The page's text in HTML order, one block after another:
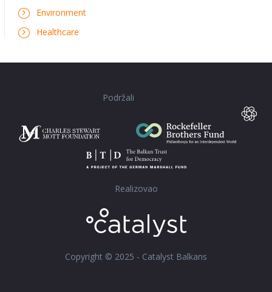
Environment
Healthcare
Podržali
Realizovao
Copyright © 2025 - Catalyst Balkans